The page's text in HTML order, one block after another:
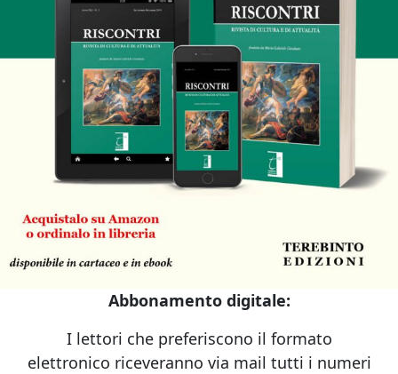
Abbonamento digitale:
I lettori che preferiscono il formato
elettronico riceveranno via mail tutti i numeri